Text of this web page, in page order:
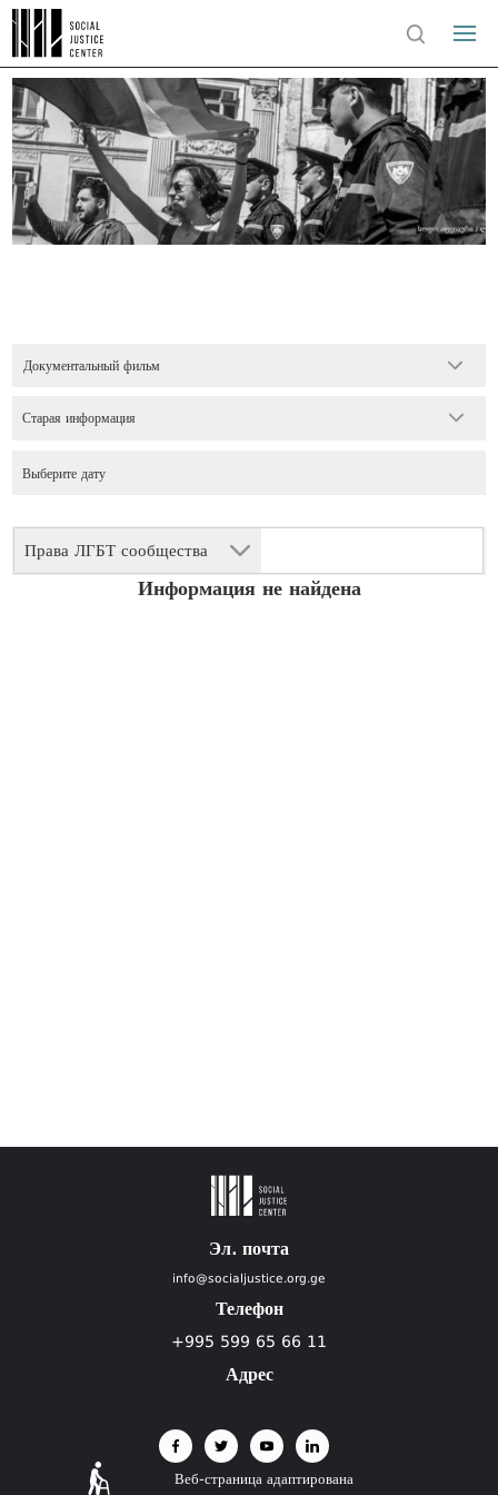
Документальный фильм
Права ЛГБТ сообщества
Старая информация
Информация не найдена
Эл. почта
info@socialjustice.org.ge
Телефон
+995 599 65 66 11
Адрес
Веб-страница адаптирована